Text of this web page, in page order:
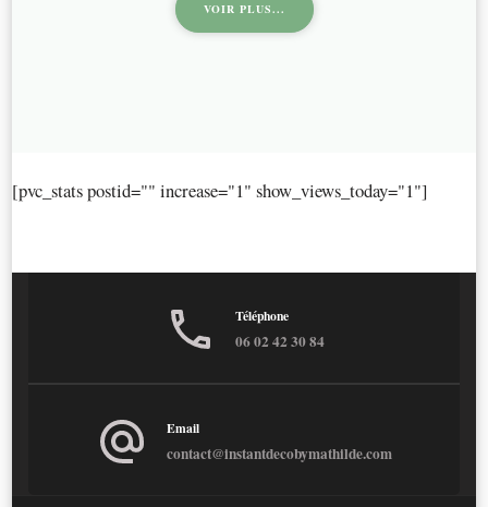
VOIR PLUS...
[pvc_stats postid="" increase="1" show_views_today="1"]
Téléphone
06 02 42 30 84
Email
contact@instantdecobymathilde.com